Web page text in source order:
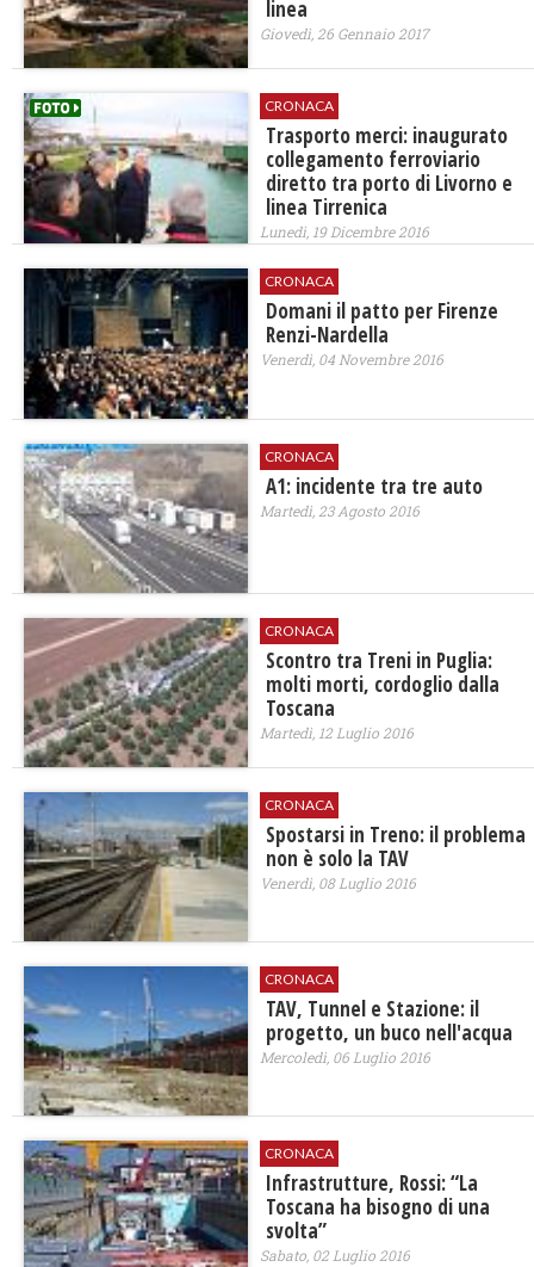
linea
Giovedì, 26 Gennaio 2017
CRONACA
Trasporto merci: inaugurato
collegamento ferroviario
diretto tra porto di Livorno e
linea Tirrenica
Lunedì, 19 Dicembre 2016
CRONACA
Domani il patto per Firenze
Renzi-Nardella
Venerdì, 04 Novembre 2016
CRONACA
A1: incidente tra tre auto
Martedì, 23 Agosto 2016
CRONACA
Scontro tra Treni in Puglia:
molti morti, cordoglio dalla
Toscana
Martedì, 12 Luglio 2016
CRONACA
Spostarsi in Treno: il problema
non è solo la TAV
Venerdì, 08 Luglio 2016
CRONACA
TAV, Tunnel e Stazione: il
progetto, un buco nell'acqua
Mercoledì, 06 Luglio 2016
CRONACA
Infrastrutture, Rossi: “La
Toscana ha bisogno di una
svolta”
Sabato, 02 Luglio 2016